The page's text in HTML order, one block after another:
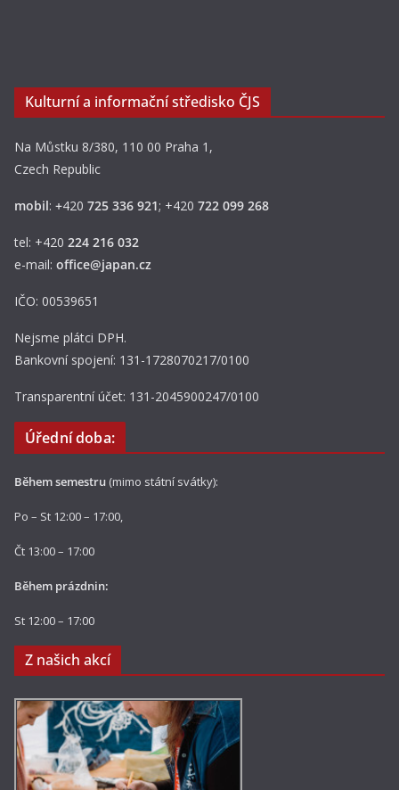
Kulturní a informační středisko ČJS
Na Můstku 8/380, 110 00 Praha 1,
Czech Republic
mobil: +420 725 336 921; +420 722 099 268
tel: +420 224 216 032
e-mail: office@japan.cz
IČO: 00539651
Nejsme plátci DPH.
Bankovní spojení: 131-1728070217/0100
Transparentní účet: 131-2045900247/0100
Úřední doba:
Během semestru (mimo státní svátky):
Po – St 12:00 – 17:00,
Čt 13:00 – 17:00
Během prázdnin:
St 12:00 – 17:00
Z našich akcí